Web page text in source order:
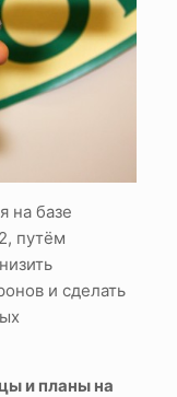
на базе
путём
и сделать
и планы на